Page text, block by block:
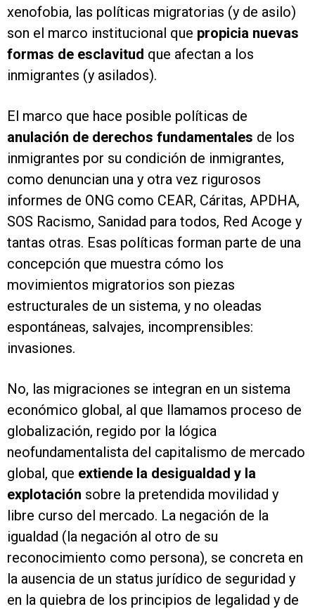
xenofobia, las políticas migratorias (y de asilo)
son el marco institucional que propicia nuevas
formas de esclavitud que afectan a los
inmigrantes (y asilados).
El marco que hace posible políticas de
anulación de derechos fundamentales de los
inmigrantes por su condición de inmigrantes,
como denuncian una y otra vez rigurosos
informes de ONG como CEAR, Cáritas, APDHA,
SOS Racismo, Sanidad para todos, Red Acoge y
tantas otras. Esas políticas forman parte de una
concepción que muestra cómo los
movimientos migratorios son piezas
estructurales de un sistema, y no oleadas
espontáneas, salvajes, incomprensibles:
invasiones.
No, las migraciones se integran en un sistema
económico global, al que llamamos proceso de
globalización, regido por la lógica
neofundamentalista del capitalismo de mercado
global, que extiende la desigualdad y la
explotación sobre la pretendida movilidad y
libre curso del mercado. La negación de la
igualdad (la negación al otro de su
reconocimiento como persona), se concreta en
la ausencia de un status jurídico de seguridad y
en la quiebra de los principios de legalidad y de